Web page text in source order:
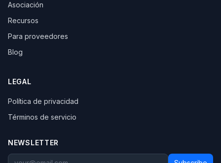
Asociación
Recursos
Para proveedores
Blog
LEGAL
Política de privacidad
Términos de servicio
NEWSLETTER